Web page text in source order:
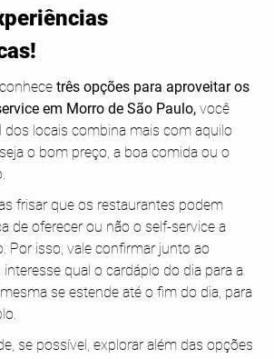
três opções para aproveitar os
em Morro de São Paulo, você
dos locais combina mais com aquilo
o bom preço, a boa comida ou o
frisar que os restaurantes podem
de oferecer ou não o self-service a
Por isso, vale confirmar junto ao
qual o cardápio do dia para a
se estende até o fim do dia, para
se possível, explorar além das opções